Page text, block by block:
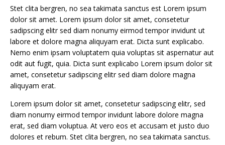
Stet clita bergren, no sea takimata sanctus est Lorem ipsum
dolor sit amet. Lorem ipsum dolor sit amet, consetetur
sadipscing elitr sed diam nonumy eirmod tempor invidunt ut
labore et dolore magna aliquyam erat. Dicta sunt explicabo.
Nemo enim ipsam voluptatem quia voluptas sit aspernatur aut
odit aut fugit, quia. Dicta sunt explicabo Lorem ipsum dolor sit
amet, consetetur sadipscing elitr sed diam dolore magna
aliquyam erat.
Lorem ipsum dolor sit amet, consetetur sadipscing elitr, sed
diam nonumy eirmod tempor invidunt labore dolore magna
erat, sed diam voluptua. At vero eos et accusam et justo duo
dolores et rebum. Stet clita bergren, no sea takimata sanctus.